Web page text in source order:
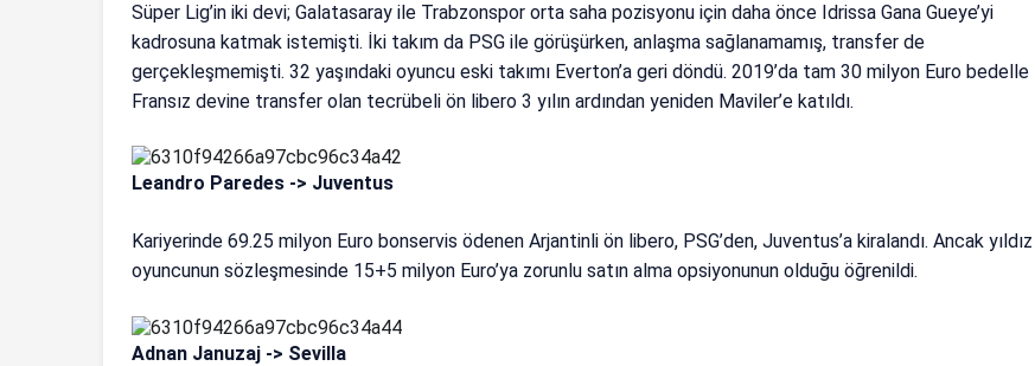
Süper Lig’in iki devi; Galatasaray ile Trabzonspor orta saha pozisyonu için daha önce Idrissa Gana Gueye’yi
kadrosuna katmak istemişti. İki takım da PSG ile görüşürken, anlaşma sağlanamamış, transfer de
gerçekleşmemişti. 32 yaşındaki oyuncu eski takımı Everton’a geri döndü. 2019’da tam 30 milyon Euro bedelle
Fransız devine transfer olan tecrübeli ön libero 3 yılın ardından yeniden Maviler’e katıldı.
Leandro Paredes -> Juventus
Kariyerinde 69.25 milyon Euro bonservis ödenen Arjantinli ön libero, PSG’den, Juventus’a kiralandı. Ancak yıldız
oyuncunun sözleşmesinde 15+5 milyon Euro’ya zorunlu satın alma opsiyonunun olduğu öğrenildi.
Adnan Januzaj -> Sevilla